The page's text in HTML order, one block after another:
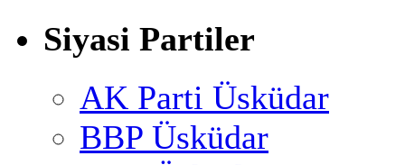
Siyasi Partiler
AK Parti Üsküdar
BBP Üsküdar